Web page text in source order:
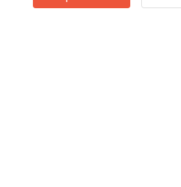
¿Conoces los Beneficios de